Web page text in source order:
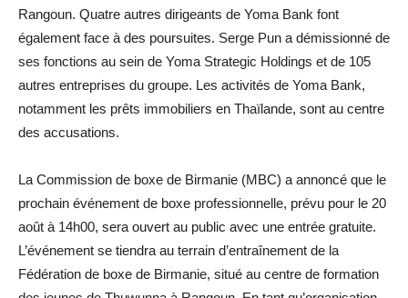
Rangoun. Quatre autres dirigeants de Yoma Bank font
également face à des poursuites. Serge Pun a démissionné de
ses fonctions au sein de Yoma Strategic Holdings et de 105
autres entreprises du groupe. Les activités de Yoma Bank,
notamment les prêts immobiliers en Thaïlande, sont au centre
des accusations.
La Commission de boxe de Birmanie (MBC) a annoncé que le
prochain événement de boxe professionnelle, prévu pour le 20
août à 14h00, sera ouvert au public avec une entrée gratuite.
L’événement se tiendra au terrain d’entraînement de la
Fédération de boxe de Birmanie, situé au centre de formation